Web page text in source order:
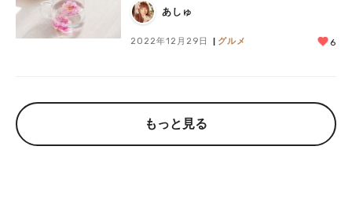
あしゅ
2022年12月29日 グルメ 6
もっと見る